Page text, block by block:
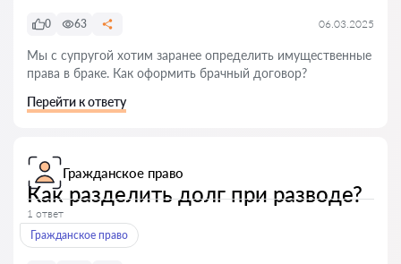
0 63 06.03.2025
Мы с супругой хотим заранее определить имущественные
права в браке. Как оформить брачный договор?
Перейти к ответу
Гражданское право
Как разделить долг при разводе?
1 ответ
Гражданское право